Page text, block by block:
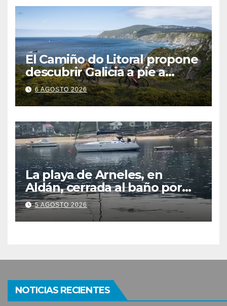
El Camiño do Litoral propone
descubrir Galicia a pie a
través de más de 1.300
kilómetros
6 AGOSTO 2026
La playa de Arneles, en
Aldán, cerrada al baño por
contaminación del agua tras
detectarse restos fecales
5 AGOSTO 2026
NOTICIAS RECIENTES